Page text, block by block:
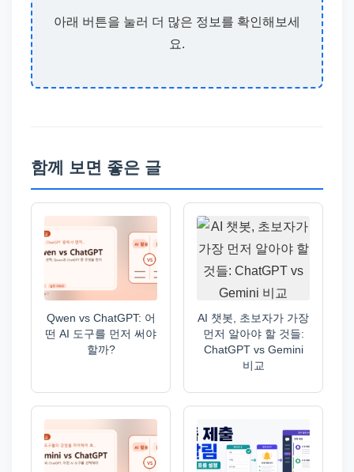
아래 버튼을 눌러 더 많은 정보를 확인해보세
요.
함께 보면 좋은 글
Qwen vs ChatGPT: 어
떤 AI 도구를 먼저 써야
할까?
AI 챗봇, 초보자가 가장
먼저 알아야 할 것들:
ChatGPT vs Gemini
비교